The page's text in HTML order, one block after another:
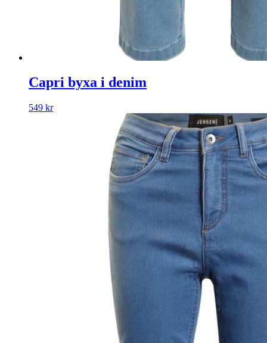
Capri byxa i denim
549 kr